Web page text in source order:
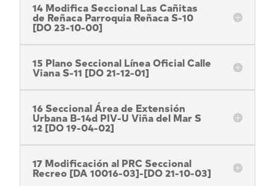
14 Modifica Seccional Las Cañitas
de Reñaca Parroquia Reñaca S-10
[DO 23-10-00]
15 Plano Seccional Línea Oficial Calle
Viana S-11 [DO 21-12-01]
16 Seccional Área de Extensión
Urbana B-14d PIV-U Viña del Mar S
12 [DO 19-04-02]
17 Modificación al PRC Seccional
Recreo [DA 10016-03]-[DO 21-10-03]